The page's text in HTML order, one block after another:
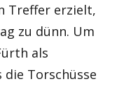
Treffer erzielt,
zu dünn. Um
als
Torschüsse